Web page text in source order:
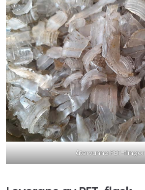
återvunna PET-flingor